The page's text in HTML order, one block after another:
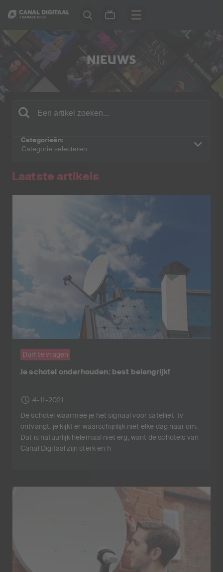
NIEUWS
Laatste artikels
Durf te vragen
Je schotel onderhouden: best belangrijk!
4-11-2021
De schotel waarmee je het signaal voor satelliet-tv
ontvangt: je kijkt er waarschijnlijk niet elke dag naar om.
Dat is natuurlijk helemaal niet erg, want de schotels van
Canal Digitaal zijn sterk en h
Categorieën: